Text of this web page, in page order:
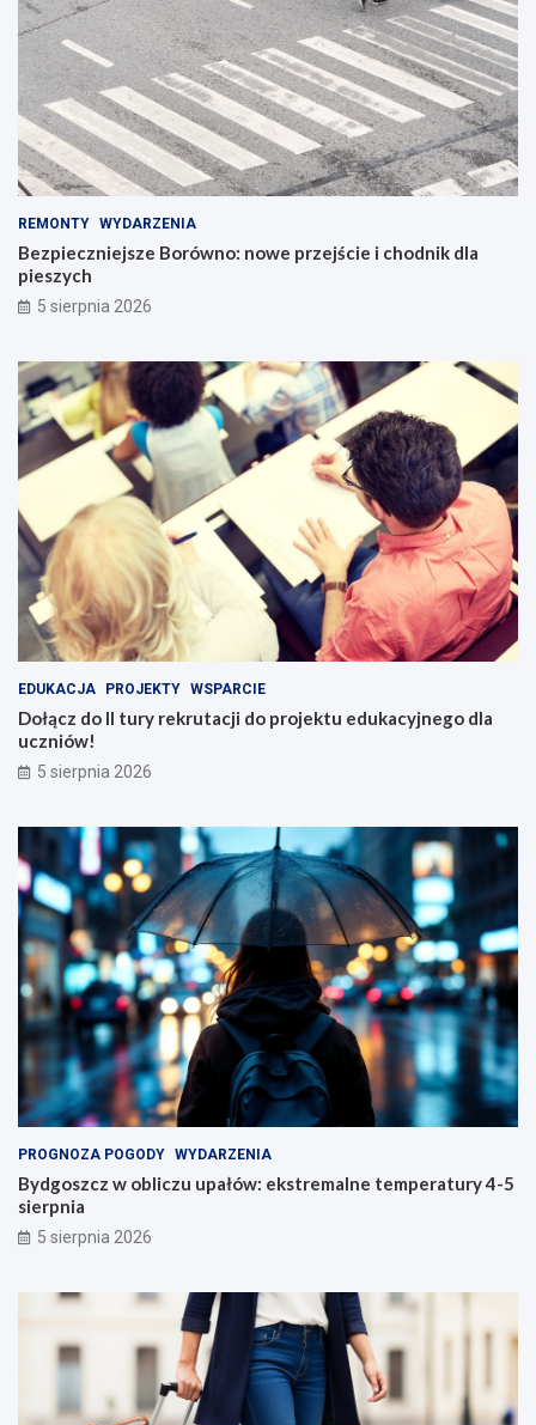
REMONTY WYDARZENIA
Bezpieczniejsze Borówno: nowe przejście i chodnik dla
pieszych
5 sierpnia 2026
EDUKACJA PROJEKTY WSPARCIE
Dołącz do II tury rekrutacji do projektu edukacyjnego dla
uczniów!
5 sierpnia 2026
PROGNOZA POGODY WYDARZENIA
Bydgoszcz w obliczu upałów: ekstremalne temperatury 4-5
sierpnia
5 sierpnia 2026